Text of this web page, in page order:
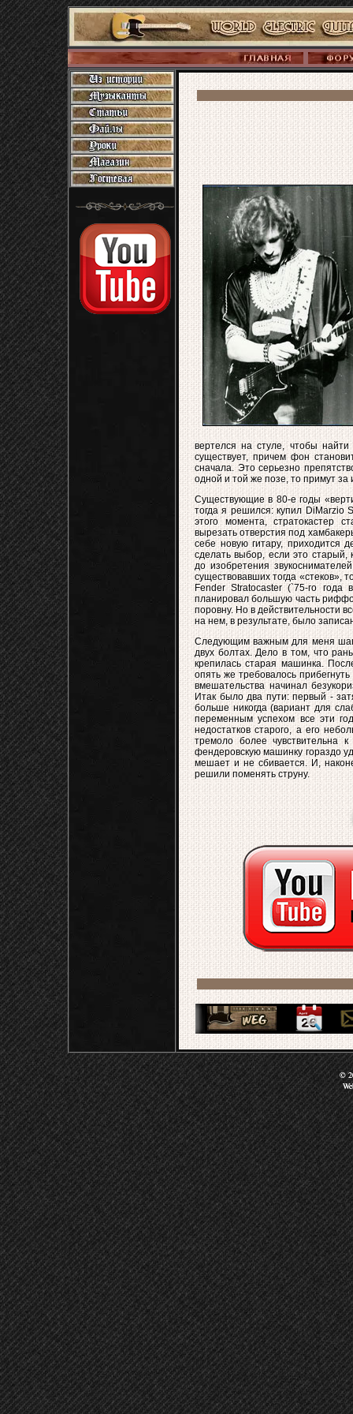
вертелся на стуле, чтобы
существует, причем фон
сначала. Это серьезно
одной и той же позе, то примут за
Существующие в 80-е годы
тогда я решился: купил DiMarzio
этого момента, стратокастер
вырезать отверстия под
себе новую гитару, приходится
сделать выбор, если это старый,
до изобретения
существовавших тогда «стеков»,
Fender Stratocaster (`75-го
планировал большую часть
поровну. Но в действительности
на нем, в результате, было
Следующим важным для меня
двух болтах. Дело в том, что
крепилась старая машинка.
опять же требовалось
вмешательства начинал
Итак было два пути: первый -
больше никогда (вариант для
переменным успехом все эти
недостатков старого, а его
тремоло более
фендеровскую машинку гораздо
мешает и не сбивается. И,
решили поменять струну.
©